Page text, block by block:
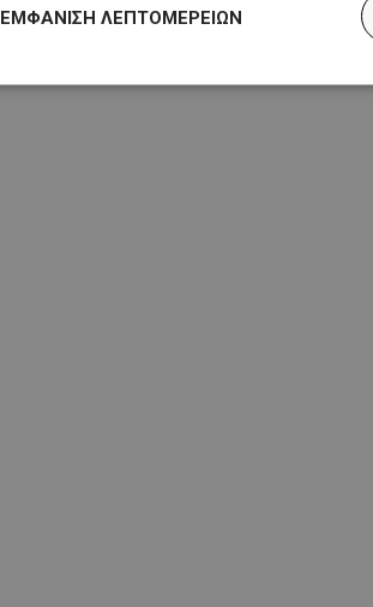
ΕΜΦΆΝΙΣΗ ΛΕΠΤΟΜΕΡΕΙΏΝ